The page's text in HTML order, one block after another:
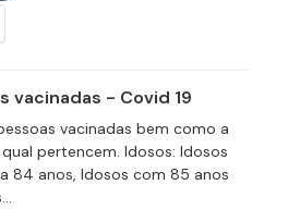
vacinadas - Covid 19
vacinadas bem como a
pertencem. Idosos: Idosos
84 anos, Idosos com 85 anos